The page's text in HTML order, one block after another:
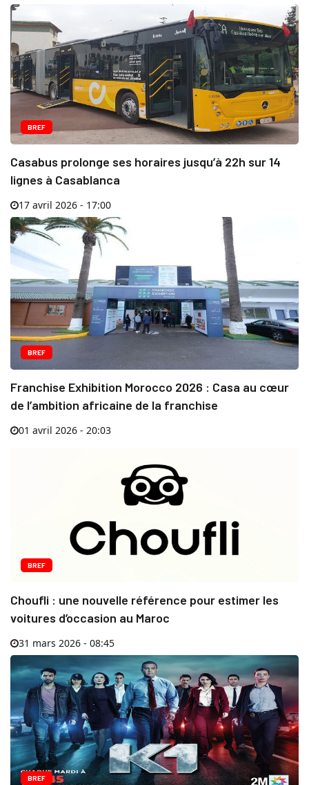
BREF
Casabus prolonge ses horaires jusqu’à 22h sur 14
lignes à Casablanca
17 avril 2026 - 17:00
BREF
Franchise Exhibition Morocco 2026 : Casa au cœur
de l’ambition africaine de la franchise
01 avril 2026 - 20:03
BREF
Choufli : une nouvelle référence pour estimer les
voitures d’occasion au Maroc
31 mars 2026 - 08:45
BREF